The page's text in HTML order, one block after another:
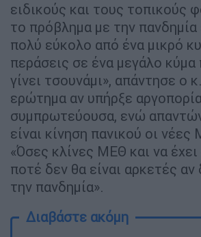
ειδικούς και τους τοπικούς
το πρόβλημα με την πανδημία
πολύ εύκολο από ένα μικρό
περάσεις σε ένα μεγάλο κύμα
γίνει τσουνάμι», απάντησε ο
ερώτημα αν υπήρξε
συμπρωτεύουσα, ενώ
είναι κίνηση πανικού οι νέες
«Όσες κλίνες ΜΕΘ και να
ποτέ δεν θα είναι αρκετές αν
την πανδημία».
Διαβάστε ακόμη